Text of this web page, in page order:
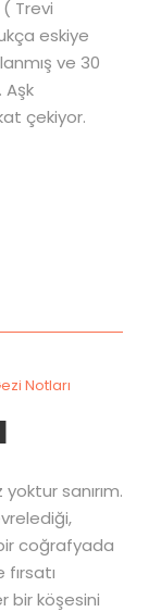
Trevi
eskiye
ve 30
Aşk
çekiyor.
Notları
sanırım.
coğrafyada
bir köşesini